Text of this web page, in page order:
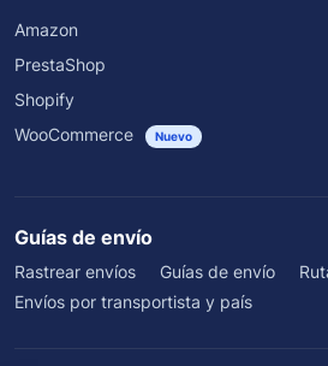
Amazon
PrestaShop
Shopify
WooCommerce
Nuevo
Guías de envío
Rastrear envíos Guías de envío
Envíos por transportista y país